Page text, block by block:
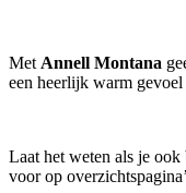
Met Annell Montana
een heerlijk warm
Laat het weten als je ook
voor op